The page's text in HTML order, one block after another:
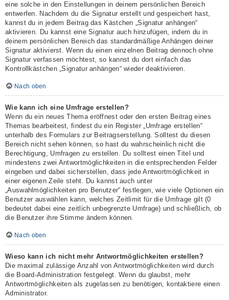
eine solche in den Einstellungen in deinem persönlichen Bereich
entwerfen. Nachdem du die Signatur erstellt und gespeichert hast,
kannst du in jedem Beitrag das Kästchen „Signatur anhängen“
aktivieren. Du kannst eine Signatur auch hinzufügen, indem du in
deinem persönlichen Bereich das standardmäßige Anhängen deiner
Signatur aktivierst. Wenn du einen einzelnen Beitrag dennoch ohne
Signatur verfassen möchtest, so kannst du dort einfach das
Kontrollkästchen „Signatur anhängen“ wieder deaktivieren.
Nach oben
Wie kann ich eine Umfrage erstellen?
Wenn du ein neues Thema eröffnest oder den ersten Beitrag eines
Themas bearbeitest, findest du ein Register „Umfrage erstellen“
unterhalb des Formulars zur Beitragserstellung. Solltest du diesen
Bereich nicht sehen können, so hast du wahrscheinlich nicht die
Berechtigung, Umfragen zu erstellen. Du solltest einen Titel und
mindestens zwei Antwortmöglichkeiten in die entsprechenden Felder
eingeben und dabei sicherstellen, dass jede Antwortmöglichkeit in
einer eigenen Zeile steht. Du kannst auch unter
„Auswahlmöglichkeiten pro Benutzer“ festlegen, wie viele Optionen ein
Benutzer auswählen kann, welches Zeitlimit für die Umfrage gilt (0
bedeutet dabei eine zeitlich unbegrenzte Umfrage) und schließlich, ob
die Benutzer ihre Stimme ändern können.
Nach oben
Wieso kann ich nicht mehr Antwortmöglichkeiten erstellen?
Die maximal zulässige Anzahl von Antwortmöglichkeiten wird durch
die Board-Administration festgelegt. Wenn du glaubst, mehr
Antwortmöglichkeiten als zugelassen zu benötigen, kontaktiere einen
Administrator.